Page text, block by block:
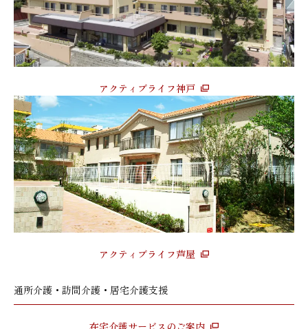
アクティブライフ神戸
アクティブライフ芦屋
通所介護・訪問介護・居宅介護支援
在宅介護サービスのご案内